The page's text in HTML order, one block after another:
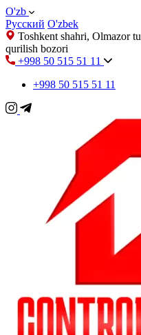
O'zb
Русский O'zbek
Toshkent shahri, Olmazor
qurilish bozori
+998 50 515 51 11
+998 50 515 51 11